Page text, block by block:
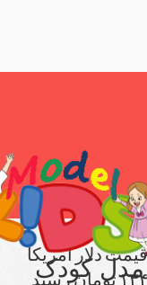
کودک
آمریكا